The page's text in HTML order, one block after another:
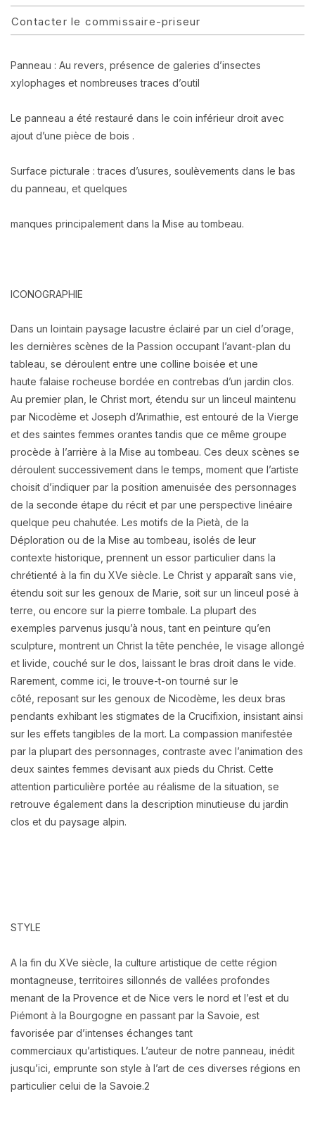
Contacter le commissaire-priseur
Panneau : Au revers, présence de galeries d’insectes
xylophages et nombreuses traces d’outil
Le panneau a été restauré dans le coin inférieur droit avec
ajout d’une pièce de bois .
Surface picturale : traces d’usures, soulèvements dans le bas
du panneau, et quelques
manques principalement dans la Mise au tombeau.
ICONOGRAPHIE
Dans un lointain paysage lacustre éclairé par un ciel d’orage,
les dernières scènes de la Passion occupant l’avant-plan du
tableau, se déroulent entre une colline boisée et une
haute falaise rocheuse bordée en contrebas d’un jardin clos.
Au premier plan, le Christ mort, étendu sur un linceul maintenu
par Nicodème et Joseph d’Arimathie, est entouré de la Vierge
et des saintes femmes orantes tandis que ce même groupe
procède à l’arrière à la Mise au tombeau. Ces deux scènes se
déroulent successivement dans le temps, moment que l’artiste
choisit d’indiquer par la position amenuisée des personnages
de la seconde étape du récit et par une perspective linéaire
quelque peu chahutée. Les motifs de la Pietà, de la
Déploration ou de la Mise au tombeau, isolés de leur
contexte historique, prennent un essor particulier dans la
chrétienté à la fin du XVe siècle. Le Christ y apparaît sans vie,
étendu soit sur les genoux de Marie, soit sur un linceul posé à
terre, ou encore sur la pierre tombale. La plupart des
exemples parvenus jusqu’à nous, tant en peinture qu’en
sculpture, montrent un Christ la tête penchée, le visage allongé
et livide, couché sur le dos, laissant le bras droit dans le vide.
Rarement, comme ici, le trouve-t-on tourné sur le
côté, reposant sur les genoux de Nicodème, les deux bras
pendants exhibant les stigmates de la Crucifixion, insistant ainsi
sur les effets tangibles de la mort. La compassion manifestée
par la plupart des personnages, contraste avec l’animation des
deux saintes femmes devisant aux pieds du Christ. Cette
attention particulière portée au réalisme de la situation, se
retrouve également dans la description minutieuse du jardin
clos et du paysage alpin.
STYLE
A la fin du XVe siècle, la culture artistique de cette région
montagneuse, territoires sillonnés de vallées profondes
menant de la Provence et de Nice vers le nord et l’est et du
Piémont à la Bourgogne en passant par la Savoie, est
favorisée par d’intenses échanges tant
commerciaux qu’artistiques. L’auteur de notre panneau, inédit
jusqu’ici, emprunte son style à l’art de ces diverses régions en
particulier celui de la Savoie.2